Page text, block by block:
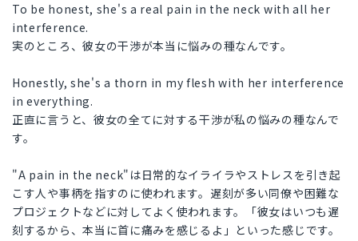
To be honest, she's a real pain in the neck with all her
interference.
実のところ、彼女の干渉が本当に悩みの種なんです。
Honestly, she's a thorn in my flesh with her interference
in everything.
正直に言うと、彼女の全てに対する干渉が私の悩みの種なんで
す。
"A pain in the neck"は日常的なイライラやストレスを引き起
こす人や事柄を指すのに使われます。遅刻が多い同僚や困難な
プロジェクトなどに対してよく使われます。「彼女はいつも遅
刻するから、本当に首に痛みを感じるよ」といった感じです。